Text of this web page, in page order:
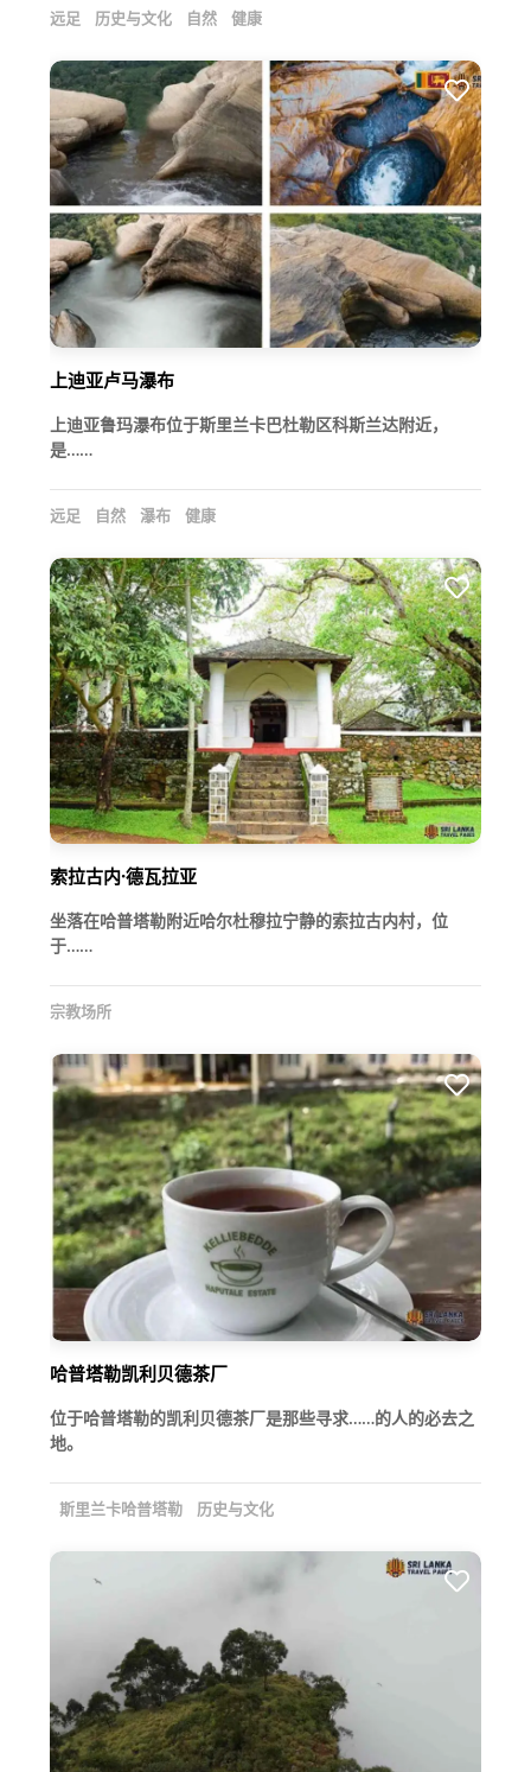
远足 历史与文化 自然 健康
上迪亚卢马瀑布
上迪亚鲁玛瀑布位于斯里兰卡巴杜勒区科斯兰达附近，
是……
远足 自然 瀑布 健康
索拉古内·德瓦拉亚
坐落在哈普塔勒附近哈尔杜穆拉宁静的索拉古内村，位
于……
宗教场所
哈普塔勒凯利贝德茶厂
位于哈普塔勒的凯利贝德茶厂是那些寻求……的人的必去之
地。
斯里兰卡哈普塔勒 历史与文化